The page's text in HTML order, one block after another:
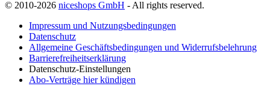
© 2010-2026 niceshops GmbH - All rights reserved.
Impressum und Nutzungsbedingungen
Datenschutz
Allgemeine Geschäftsbedingungen und Widerrufsbelehrung
Barrierefreiheitserklärung
Datenschutz-Einstellungen
Abo-Verträge hier kündigen